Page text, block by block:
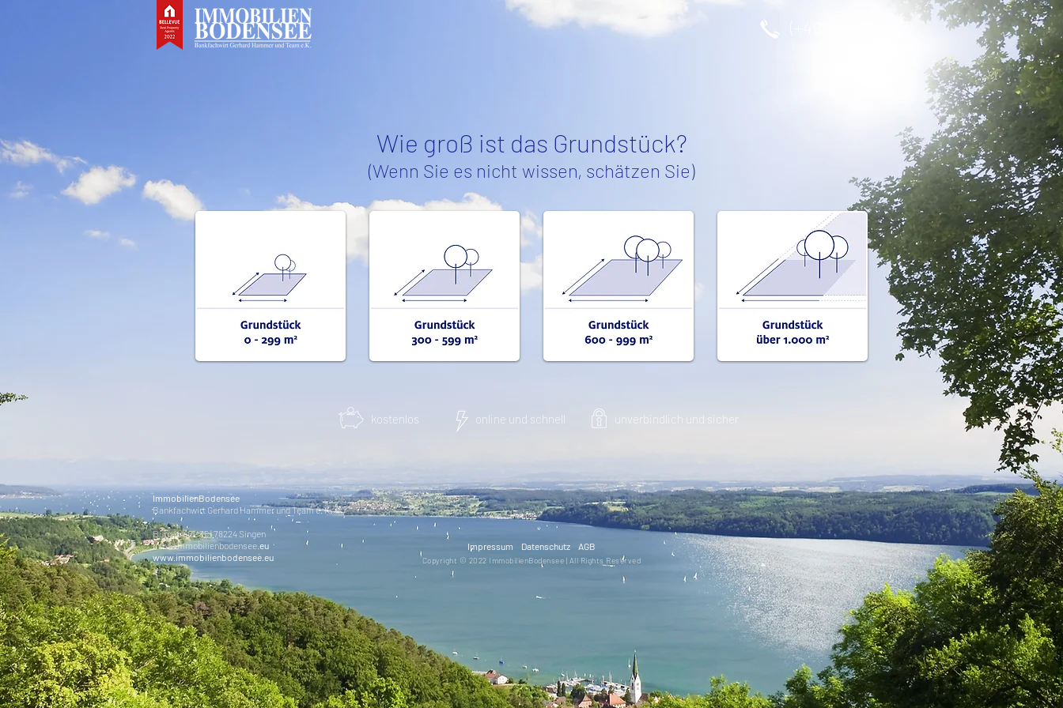
Wie groß ist das Grundstück?
(Wenn Sie es nicht wissen, schätzen Sie)
kostenlos online und schnell unverbindlich und sicher
ImmobilienBodensee
Bankfachwirt Gerhard Hammer und Team e. K.
Burgstraße 35 | 78224 Singen
info@immobilienbodensee. eu
www.immobilienbodensee.eu
Impressum Datenschutz AGB
Copyright © 2022 ImmobilienBodensee | All Rights Reserved